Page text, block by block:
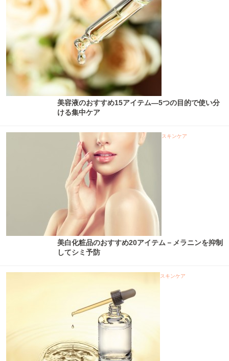
美容液のおすすめ15アイテム―5つの目的で使い分
ける集中ケア
スキンケア
美白化粧品のおすすめ20アイテム－メラニンを抑制
してシミ予防
スキンケア